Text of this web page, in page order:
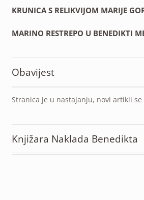
KRUNICA S RELIKVIJOM MARIJE
MARINO RESTREPO U BENEDIKTI
Obavijest
Stranica je u nastajanju, novi artikli
Knjižara Naklada Benedikta